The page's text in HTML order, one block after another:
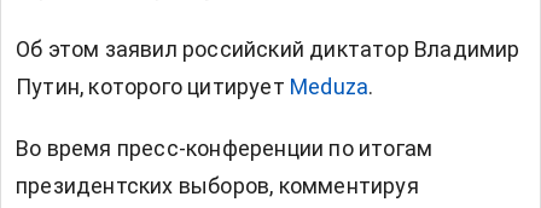
Об этом заявил российский диктатор Владимир
Путин, которого цитирует Meduza.
Во время пресс-конференции по итогам
президентских выборов, комментируя